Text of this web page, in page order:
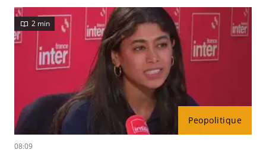
Peopolitique
2 min
08:09